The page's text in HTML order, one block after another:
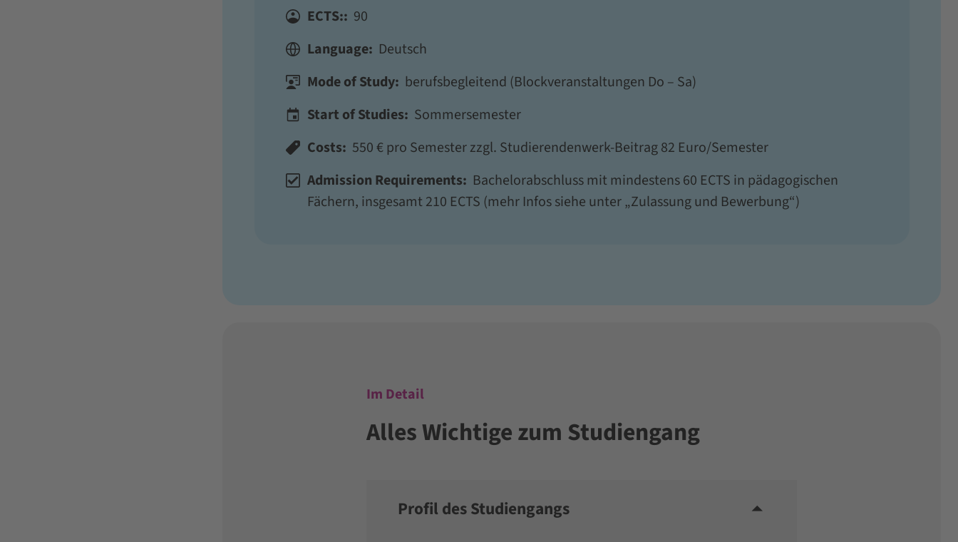
ECTS:: 90
Language: Deutsch
Mode of Study: berufsbegleitend (Blockveranstaltungen Do – Sa)
Start of Studies: Sommersemester
Costs: 550 € pro Semester zzgl. Studierendenwerk-Beitrag 82 Euro/Semester
Admission Requirements: Bachelorabschluss mit mindestens 60 ECTS in pädagogischen
Fächern, insgesamt 210 ECTS (mehr Infos siehe unter „Zulassung und Bewerbung“)
Im Detail
Alles Wichtige zum Studiengang
Profil des Studiengangs